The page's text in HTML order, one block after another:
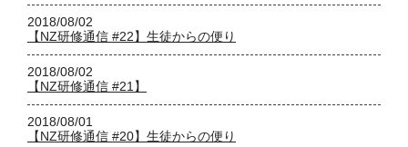
2018/08/02
【NZ研修通信 #22】生徒からの便り
2018/08/02
【NZ研修通信 #21】
2018/08/01
【NZ研修通信 #20】生徒からの便り